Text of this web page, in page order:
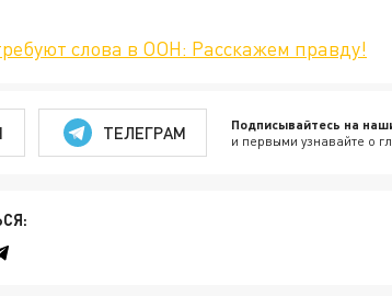
слова в ООН: Расскажем правду!
ТЕЛЕГРАМ Подписывайтесь на
и первыми узнавайте о